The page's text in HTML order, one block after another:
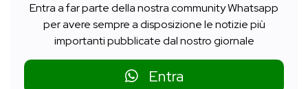
Entra a far parte della nostra community Whatsapp
per avere sempre a disposizione le notizie più
importanti pubblicate dal nostro giornale
Entra